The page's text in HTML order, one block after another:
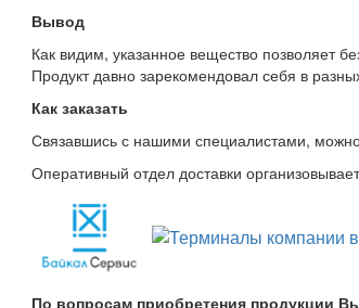
Вывод
Как видим, указанное вещество позволяет
Продукт давно зарекомендовал себя в
Как заказать
Связавшись с нашими специалистами,
Оперативный отдел доставки
По вопросам приобретения продукции